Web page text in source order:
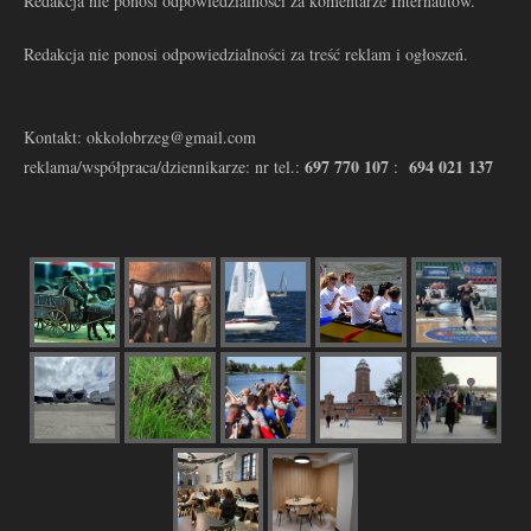
Redakcja nie ponosi odpowiedzialności za treść reklam i ogłoszeń.
Kontakt: okkolobrzeg@gmail.com
reklama/współpraca/dziennikarze: nr tel.: 697 770 107 : 694 021 137